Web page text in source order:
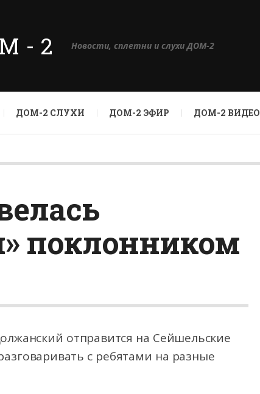
2 Новости, сплетни и слухи ДОМ-2
ДОМ-2 СЛУХИ ДОМ-2 ЭФИР ДОМ-2 ВИДЕО
поклонником
отправится на Сейшельские
с ребятами на разные